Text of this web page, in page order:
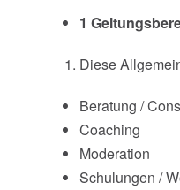
1
Diese
Beratung /
Coaching
Moderation
Schulungen /